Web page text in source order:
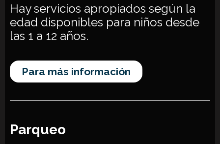
Hay servicios apropiados según la
edad disponibles para niños desde
las 1 a 12 años.
Para más información
Parqueo